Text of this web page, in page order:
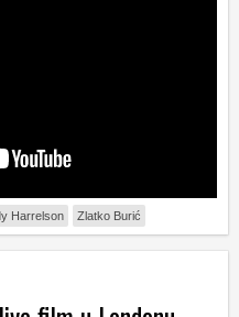
Harrelson Zlatko Burić